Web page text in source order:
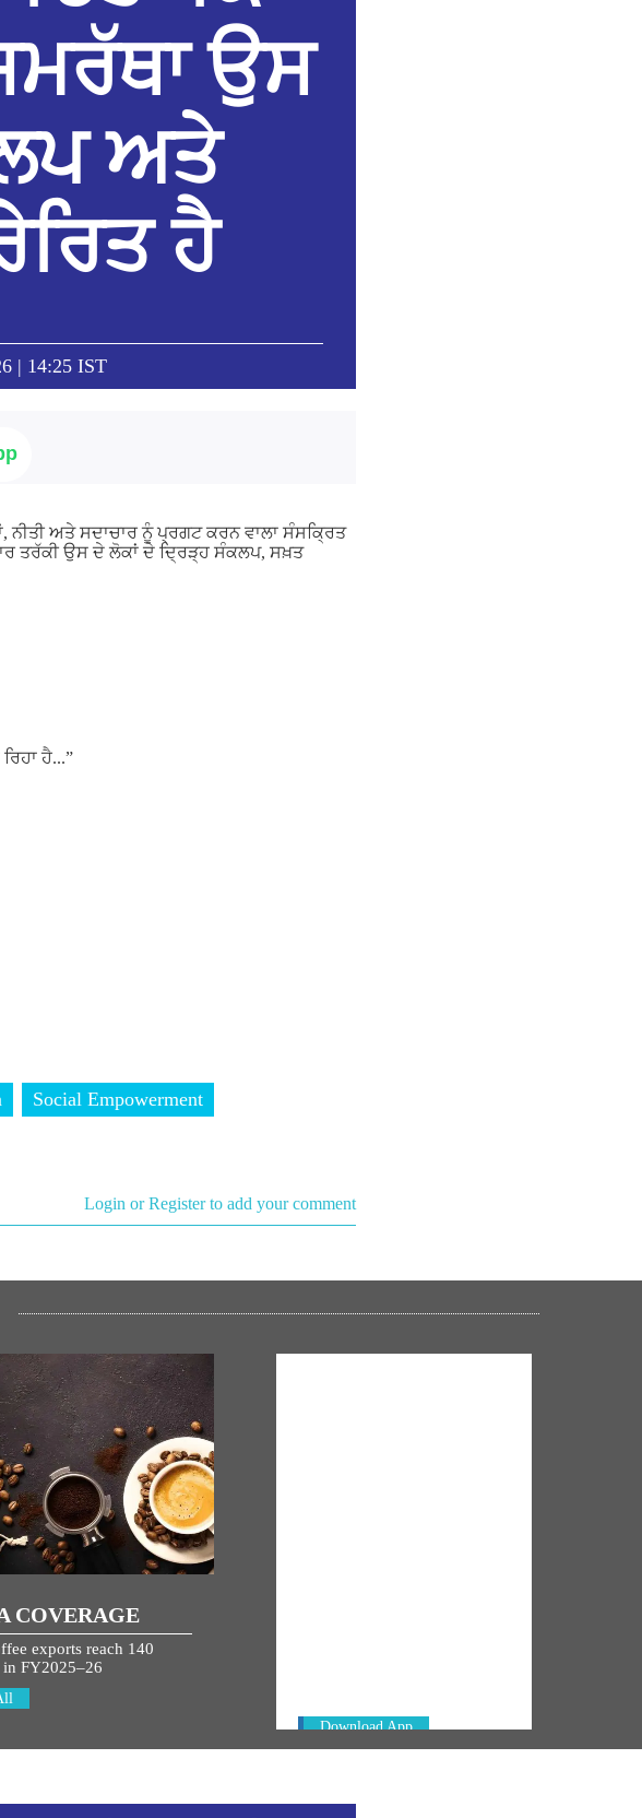
ਉਸ
ਅਤੇ
ਹੈ
| 14:25 IST
ਅਤੇ ਸਦਾਚਾਰ ਨੂੰ ਪ੍ਰਗਟ ਕਰਨ ਵਾਲਾ ਸੰਸਕ੍ਰਿਤ
ਤਰੱਕੀ ਉਸ ਦੇ ਲੋਕਾਂ ਦੇ ਦ੍ਰਿੜ੍ਹ ਸੰਕਲਪ, ਸਖ਼ਤ
ਹੈ...”
Social Empowerment
Login or Register to add your comment
COVERAGE
exports reach 140
in FY2025–26
Download App